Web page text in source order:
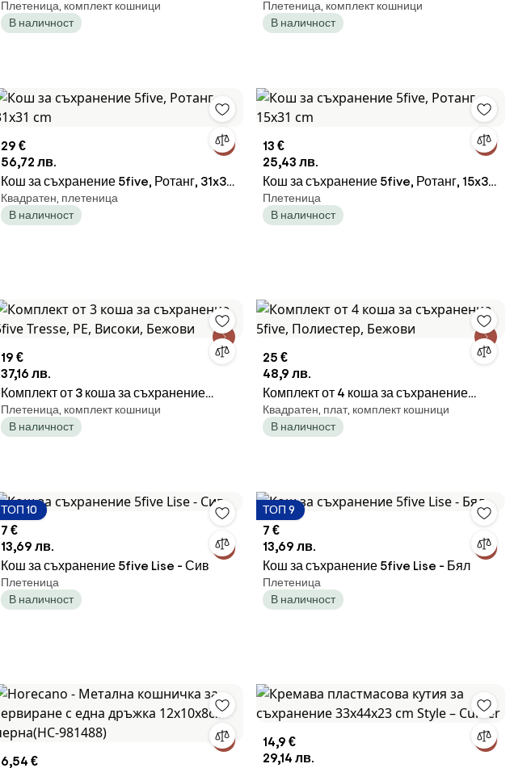
Юта, Бял
Плетеница, комплект кошници
В наличност
Юта, Черен
Плетеница, комплект кошници
В наличност
29 €
56,72 лв.
Кош за съхранение 5five, Ротанг, 31x31
cm
Квадратен, плетеница
В наличност
13 €
25,43 лв.
Кош за съхранение 5five, Ротанг, 15x31
cm
Плетеница
В наличност
19 €
37,16 лв.
Комплект от 3 коша за съхранение
5five Tresse, PE, Високи, Бежови
Плетеница, комплект кошници
В наличност
25 €
48,9 лв.
Комплект от 4 коша за съхранение
5five, Полиестер, Бежови
Квадратен, плат, комплект кошници
В наличност
ТОП 10
7 €
13,69 лв.
Кош за съхранение 5five Lise - Сив
Плетеница
В наличност
ТОП 9
7 €
13,69 лв.
Кош за съхранение 5five Lise - Бял
Плетеница
В наличност
6,54 €
14,9 €
29,14 лв.